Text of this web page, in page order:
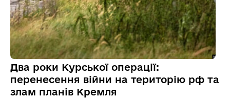
Два роки Курської операції:
перенесення війни на територію рф та
злам планів Кремля